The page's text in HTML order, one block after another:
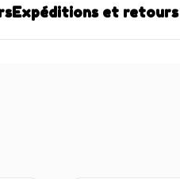
et retours